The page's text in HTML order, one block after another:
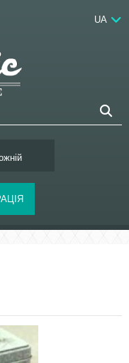
UA